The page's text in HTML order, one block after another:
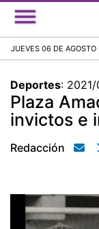
JUEVES 06 DE
Deportes: 2021/
Plaza
invictos e
Redacción